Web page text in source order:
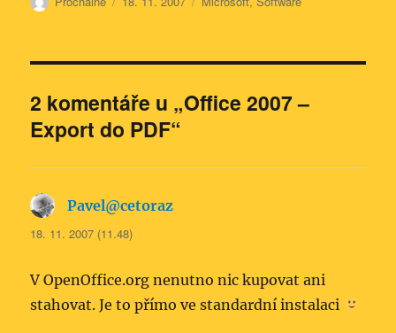
2 komentáře u „Office 2007 –
Export do PDF“
Pavel@cetoraz
18. 11. 2007 (11.48)
V OpenOffice.org nenutno nic kupovat ani
stahovat. Je to přímo ve standardní instalaci